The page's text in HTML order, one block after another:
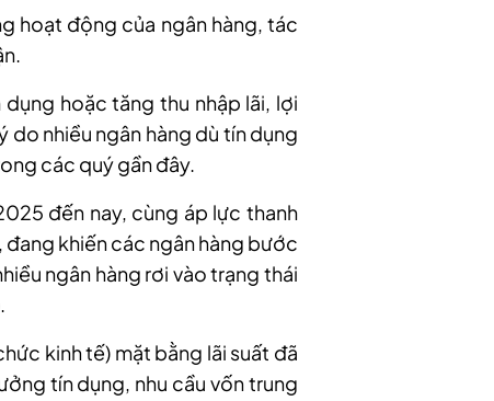
hoạt động của ngân hàng, tác
hoặc tăng thu nhập lãi, lợi
do nhiều ngân hàng dù tín dụng
các quý gần đây.
đến nay, cùng áp lực thanh
khiến các ngân hàng bước
ngân hàng rơi vào trạng thái
kinh tế) mặt bằng lãi suất đã
tín dụng, nhu cầu vốn trung